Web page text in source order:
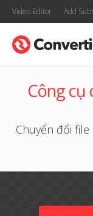
Video Editor Add
Công cụ
Chuyển đổi